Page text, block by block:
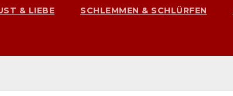
& LIEBE SCHLEMMEN & SCHLÜRFEN